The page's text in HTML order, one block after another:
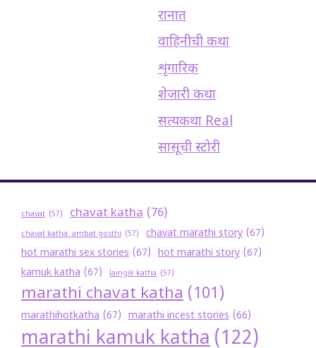
रानात
वाहिनीची कथा
शृंगारिक
शेजारी कथा
सत्यकथा Real
सासूची स्टोरी
chavat (57) chavat katha (76)
chavat katha. ambat gosthi (57) chavat marathi story (67)
hot marathi sex stories (67) hot marathi story (67)
kamuk katha (67) laingik katha (57)
marathi chavat katha (101)
marathihotkatha (67) marathi incest stories (66)
marathi kamuk katha (122)